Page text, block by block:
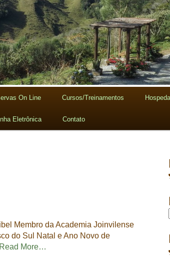
On Line Cursos/Treinamentos
Eletrônica Contato
Membro da Academia Joinvilense
do Sul Natal e Ano Novo de
Read More…